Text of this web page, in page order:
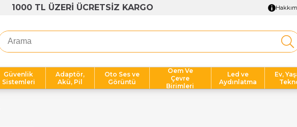
1000 TL ÜZERİ ÜCRETSİZ KARGO
Güvenlik
Sistemleri
Adaptör,
Akü, Pil
Oto Ses ve
Görüntü
Oem Ve
Çevre
Birimleri
Led ve
Aydınlatma
Ev,